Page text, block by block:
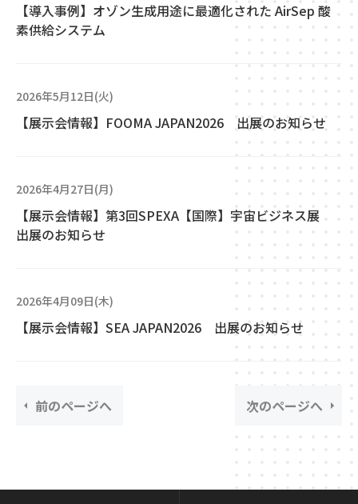
【導入事例】オゾン生成用途に最適化された AirSep 酸
素供給システム
2026年5月12日(火)
【展示会情報】FOOMA JAPAN2026 出展のお知らせ
2026年4月27日(月)
【展示会情報】第3回SPEXA【国際】宇宙ビジネス展
出展のお知らせ
2026年4月09日(木)
【展示会情報】SEA JAPAN2026 出展のお知らせ
前のページへ 次のページへ